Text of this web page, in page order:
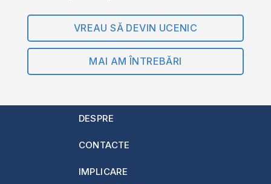
VREAU SĂ DEVIN UCENIC
MAI AM ÎNTREBĂRI
DESPRE
CONTACTE
IMPLICARE